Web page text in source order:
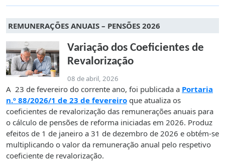
REMUNERAÇÕES ANUAIS – PENSÕES 2026
Variação dos Coeficientes de
Revalorização
08 de abril, 2026
A 23 de fevereiro do corrente ano, foi publicada a Portaria
n.º 88/2026/1 de 23 de fevereiro que atualiza os
coeficientes de revalorização das remunerações anuais para
o cálculo de pensões de reforma iniciadas em 2026. Produz
efeitos de 1 de janeiro a 31 de dezembro de 2026 e obtém-se
multiplicando o valor da remuneração anual pelo respetivo
coeficiente de revalorização.